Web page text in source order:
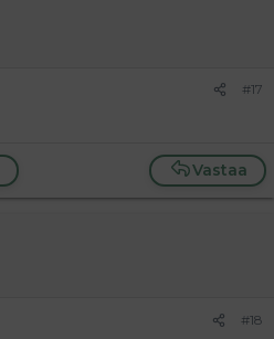
#17
Vastaa
#18